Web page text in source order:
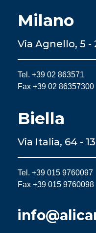
Milano
Via Agnello, 5 -
Tel. +39 02 863571
Fax +39 02 86357300
Biella
Via Italia, 64 -
Tel. +39 015 9760097
Fax +39 015 9760098